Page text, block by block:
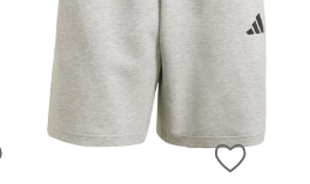
ZUR WUNSCHLISTE HINZUFÜGEN
ZUR